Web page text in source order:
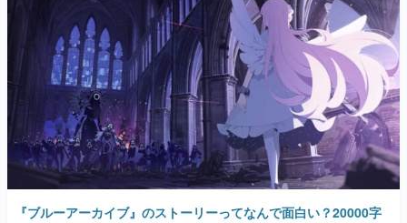
『ブルーアーカイブ』のストーリーってなんで面白い？20000字